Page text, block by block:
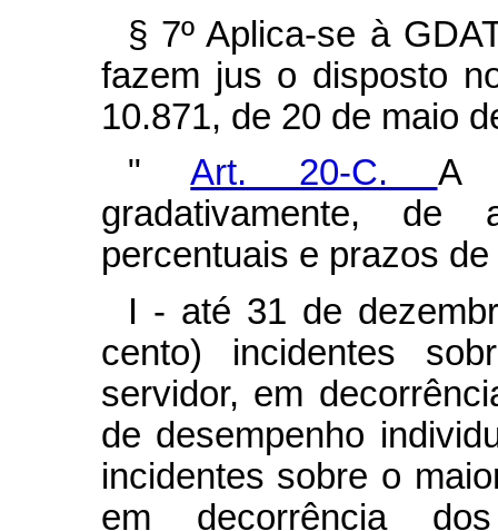
§ 7º Aplica-se à
fazem jus o disposto
10.871, de 20 de maio
"Art. 20-C. A
gradativamente,
percentuais e prazos
I - até 31 de
cento) incidentes
servidor, em
de desempenho
incidentes sobre o
em decorrência